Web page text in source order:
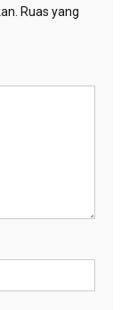
Ruas yang